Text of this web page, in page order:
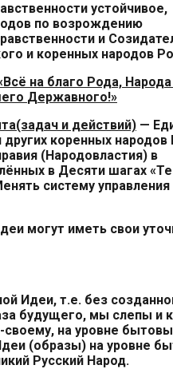
устойчивое,
по возрождению
и
и коренных народов
на благо Рода, Народа
Державного!»
и действий) —
других коренных народов
(Народовластия) в
в Десяти шагах
систему управления
и могут иметь свои
Идеи, т.е. без
будущего, мы слепы и
на уровне
(образы) на уровне
Русский Народ.